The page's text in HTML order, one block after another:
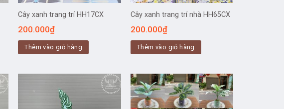
Cây xanh trang trí HH17CX
200.000₫
Thêm vào giỏ hàng
Cây xanh trang trí nhà HH65CX
200.000₫
Thêm vào giỏ hàng